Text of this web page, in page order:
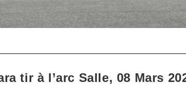
tir à l’arc Salle, 08 Mars